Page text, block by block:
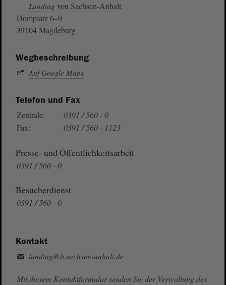
Landtag von Sachsen-Anhalt
Domplatz 6–9
39104 Magdeburg
Wegbeschreibung
Auf Google Maps
Telefon und Fax
Zentrale:
0391 / 560 - 0
Fax:
0391 / 560 - 1123
Presse- und Öffentlichkeitsarbeit
0391 / 560 - 0
Besucherdienst
0391 / 560 - 0
Kontakt
landtag@lt.sachsen-anhalt.de
Mit diesem Kontaktformular senden Sie der Verwaltung des